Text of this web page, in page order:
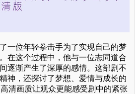
一位年轻拳击手为了实现自己的梦
在这个过程中，他与一位志同道合
逐渐产生了深厚的感情。这部剧不
神，还探讨了梦想、爱情与成长的
清画质让观众更能感受剧中的紧张